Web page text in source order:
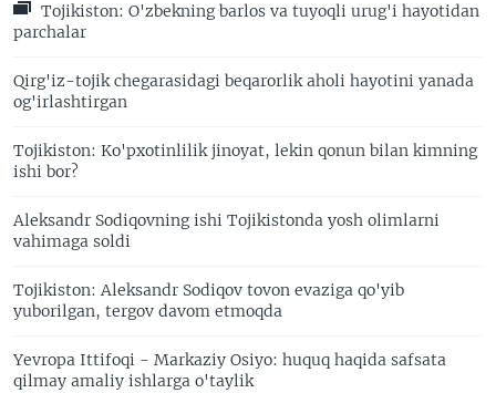
Tojikiston: O'zbekning barlos va tuyoqli urug'i hayotidan
parchalar
Qirg'iz-tojik chegarasidagi beqarorlik aholi hayotini yanada
og'irlashtirgan
Tojikiston: Ko'pxotinlilik jinoyat, lekin qonun bilan kimning
ishi bor?
Aleksandr Sodiqovning ishi Tojikistonda yosh olimlarni
vahimaga soldi
Tojikiston: Aleksandr Sodiqov tovon evaziga qo'yib
yuborilgan, tergov davom etmoqda
Yevropa Ittifoqi - Markaziy Osiyo: huquq haqida safsata
qilmay amaliy ishlarga o'taylik